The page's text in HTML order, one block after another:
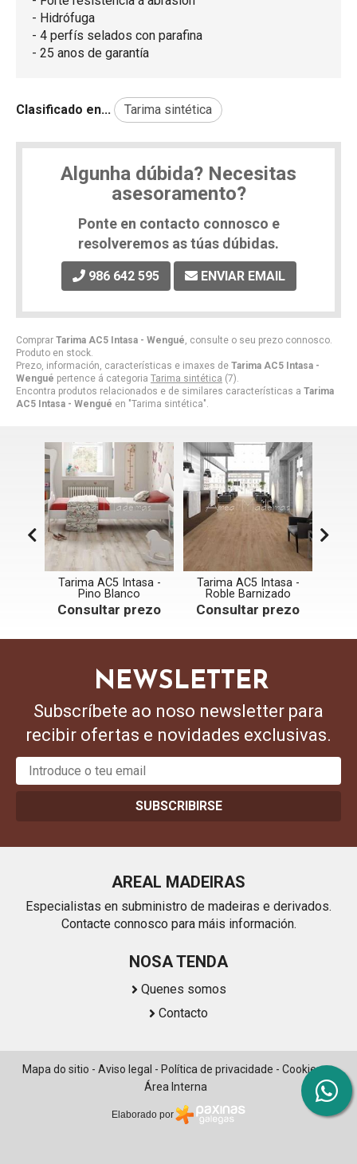
Comprar Tarima AC5 Intasa - Wengué , consulte o seu prezo connosco.
Produto en stock.
Prezo, información, características e imaxes de Tarima AC5 Intasa -
Wengué pertence á categoria Tarima sintética (7).
Encontra produtos relacionados e de similares características a Tarima
AC5 Intasa - Wengué en "Tarima sintética".
- Hidrófuga
- 4 perfís selados con parafina
- 25 anos de garantía
Clasificado en... Tarima sintética
Algunha dúbida? Necesitas
asesoramento?
Ponte en contacto connosco e
resolveremos as túas dúbidas.
986 642 595 ENVIAR EMAIL
Tarima AC5 Intasa -
Pino Blanco
Consultar prezo
Tarima AC5 Intasa -
Roble Barnizado
Consultar prezo
NEWSLETTER
Subscríbete ao noso newsletter para
recibir ofertas e novidades exclusivas.
SUBSCRIBIRSE
AREAL MADEIRAS
Especialistas en subministro de madeiras e derivados.
Contacte connosco para máis información.
NOSA TENDA
Quenes somos
Contacto
Mapa do sitio - Aviso legal - Política de privacidade - Cookies-
Área Interna
Elaborado por